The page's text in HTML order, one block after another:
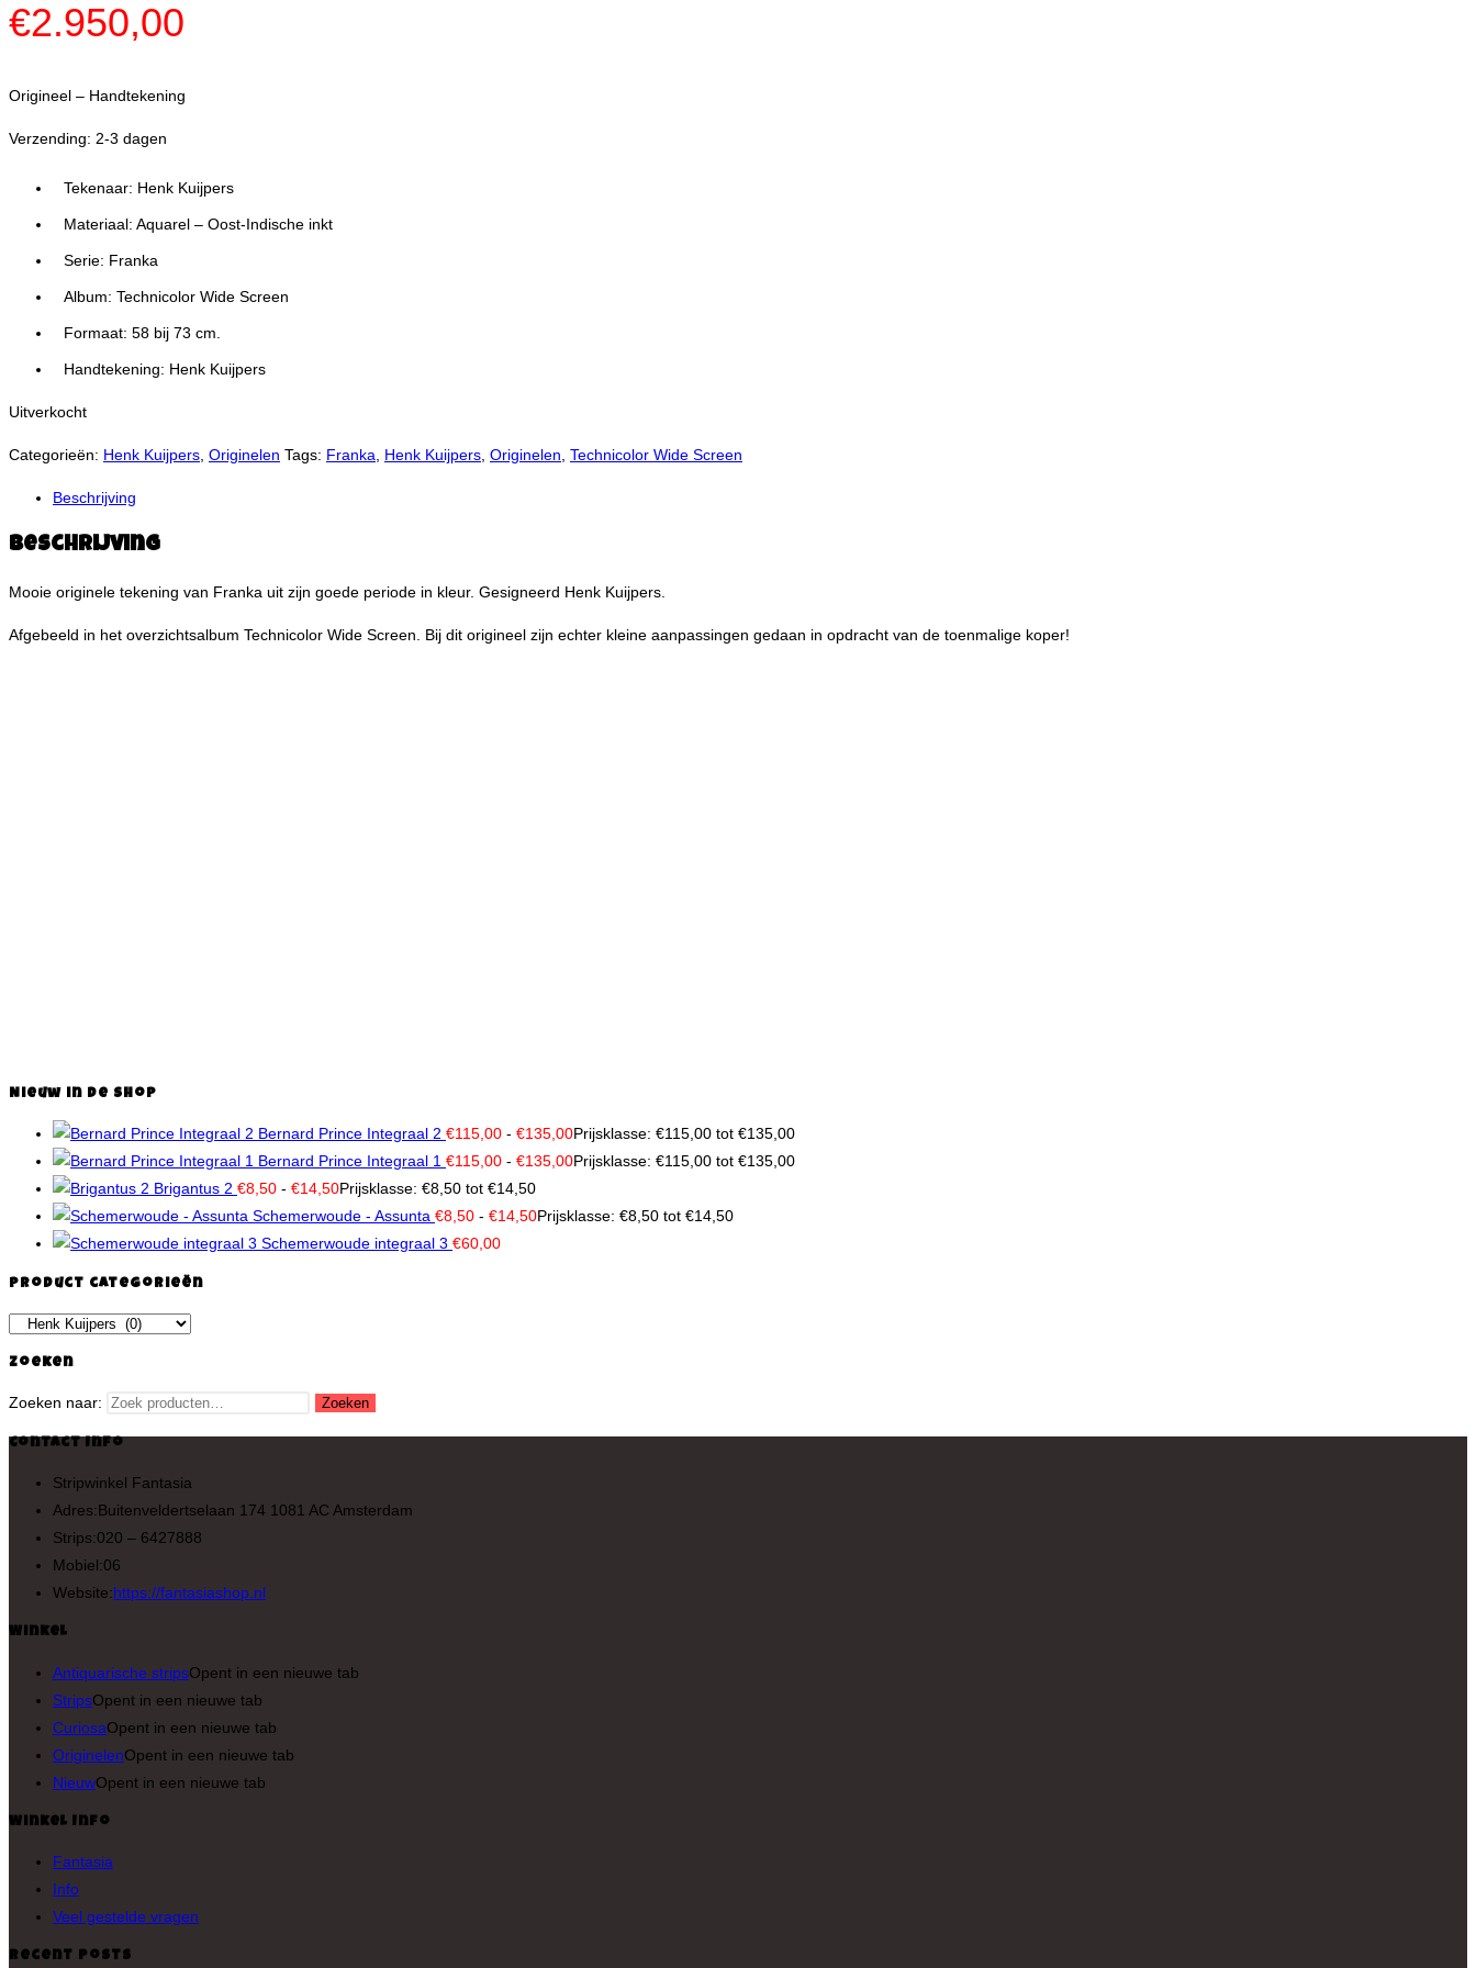
€2.950,00
Origineel – Handtekening
Verzending: 2-3 dagen
Tekenaar: Henk Kuijpers
Materiaal: Aquarel – Oost-Indische inkt
Serie: Franka
Album: Technicolor Wide Screen
Formaat: 58 bij 73 cm.
Handtekening: Henk Kuijpers
Uitverkocht
Categorieën: Henk Kuijpers Originelen Tags: Franka Henk Kuijpers Originelen Technicolor Wide Screen
Beschrijving
Beschrijving
Mooie originele tekening van Franka uit zijn goede periode in kleur. Gesigneerd Henk Kuijpers.
Afgebeeld in het overzichtsalbum Technicolor Wide Screen. Bij dit origineel zijn echter kleine aanpassingen gedaan in opdracht van de toenmalige koper!
Nieuw in de shop
Bernard Prince Integraal 2 €115,00 - €135,00Prijsklasse: €115,00 tot €135,00
Bernard Prince Integraal 1 €115,00 - €135,00Prijsklasse: €115,00 tot €135,00
Brigantus 2 €8,50 - €14,50Prijsklasse: €8,50 tot €14,50
Schemerwoude - Assunta €8,50 - €14,50Prijsklasse: €8,50 tot €14,50
Schemerwoude integraal 3 €60,00
Product categorieën
Zoeken
Zoeken naar: Zoeken
Contact Info
Stripwinkel Fantasia
Adres:Buitenveldertselaan 174 1081 AC Amsterdam
Strips:020 – 6427888
Mobiel:06
Website:https://fantasiashop.nl
Winkel
Antiquarische stripsOpent in een nieuwe tab
StripsOpent in een nieuwe tab
CuriosaOpent in een nieuwe tab
OriginelenOpent in een nieuwe tab
NieuwOpent in een nieuwe tab
Winkel Info
Fantasia
Info
Veel gestelde vragen
Recent Posts